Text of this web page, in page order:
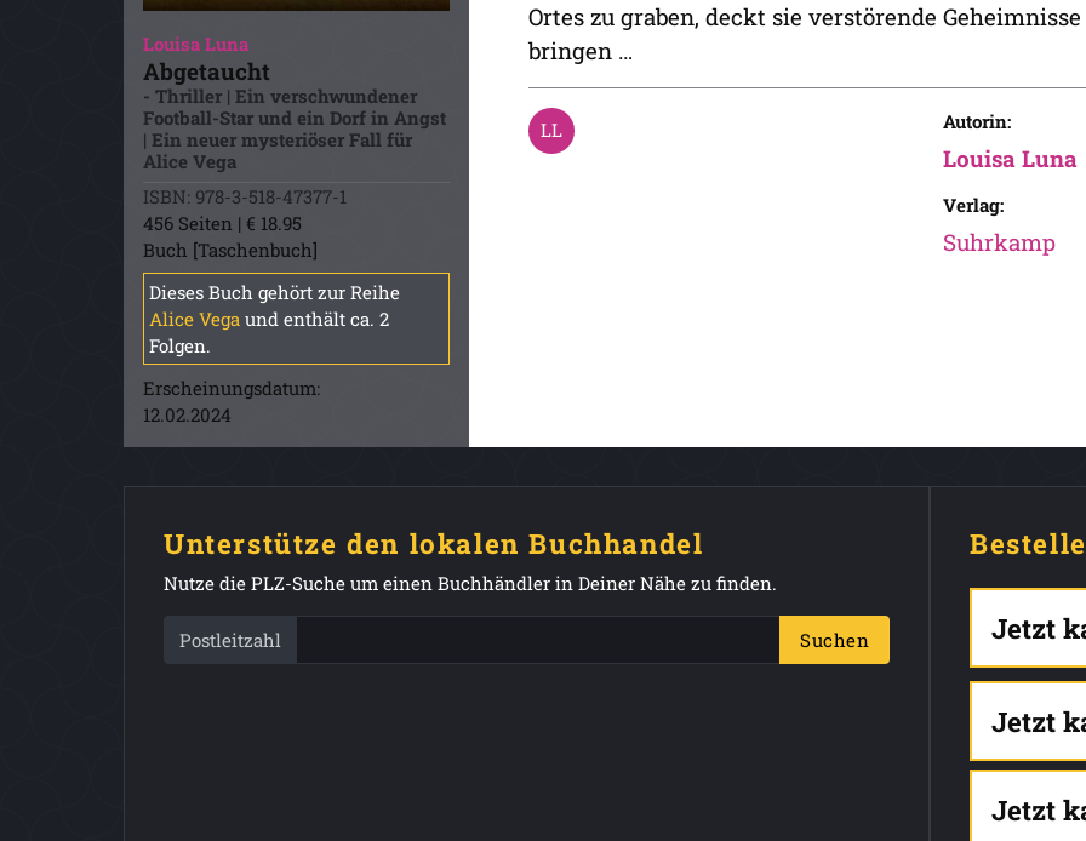
Louisa Luna
Abgetaucht
- Thriller | Ein verschwundener
Football-Star und ein Dorf in Angst
| Ein neuer mysteriöser Fall für
Alice Vega
ISBN: 978-3-518-47377-1
456 Seiten | € 18.95
Buch [Taschenbuch]
Dieses Buch gehört zur Reihe
Alice Vega und enthält ca. 2
Folgen.
Erscheinungsdatum:
12.02.2024
Ortes zu graben, deckt sie verstörende
bringen …
Autorin:
Louisa Luna
Verlag:
Suhrkamp
Unterstütze den lokalen Buchhandel
Nutze die PLZ-Suche um einen Buchhändler in Deiner Nähe zu finden.
Postleitzahl Suchen Jetzt
Jetzt
Jetzt